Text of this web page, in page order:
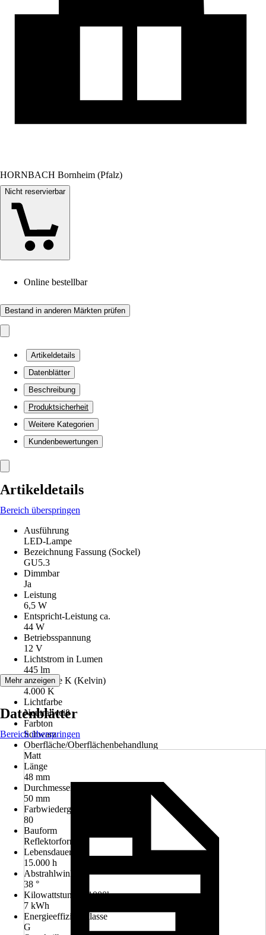
HORNBACH Bornheim (Pfalz)
Nicht reservierbar
Online bestellbar
Bestand in anderen Märkten prüfen
Artikeldetails
Datenblätter
Beschreibung
Produktsicherheit
Weitere Kategorien
Kundenbewertungen
Artikeldetails
Bereich überspringen
Ausführung
LED-Lampe
Bezeichnung Fassung (Sockel)
GU5.3
Dimmbar
Ja
Leistung
6,5 W
Entspricht-Leistung ca.
44 W
Betriebsspannung
12 V
Lichtstrom in Lumen
445 lm
Lichtfarbe K (Kelvin)
4.000 K
Lichtfarbe
Neutralweiß
Farbton
Schwarz
Oberfläche/Oberflächenbehandlung
Matt
Länge
48 mm
Durchmesser
50 mm
Farbwiedergabe (Ra)
80
Bauform
Reflektorform
Lebensdauer
15.000 h
Abstrahlwinkel
38 °
Kilowattstunden/1000h
7 kWh
Energieeffizienzklasse
G
Mehr anzeigen
Datenblätter
Bereich überspringen